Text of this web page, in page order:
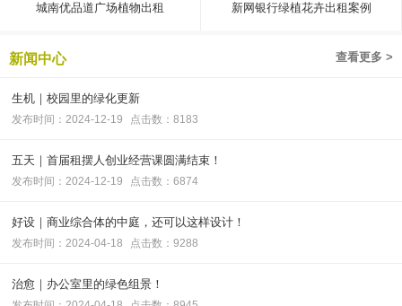
城南优品道广场植物出租 新网银行绿植花卉出租案例
查看更多 >
新闻中心
生机｜校园里的绿化更新
发布时间：2024-12-19 点击数：8183
五天｜首届租摆人创业经营课圆满结束！
发布时间：2024-12-19 点击数：6874
好设｜商业综合体的中庭，还可以这样设计！
发布时间：2024-04-18 点击数：9288
治愈｜办公室里的绿色组景！